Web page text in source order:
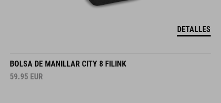
DETALLES
BOLSA DE MANILLAR CITY 8 FILINK
59.95 EUR